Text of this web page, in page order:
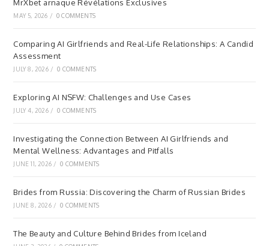
MrXbet arnaque Révélations Exclusives
MAY 5, 2026 / 0 COMMENTS
Comparing AI Girlfriends and Real-Life Relationships: A Candid
Assessment
JULY 8, 2026 / 0 COMMENTS
Exploring AI NSFW: Challenges and Use Cases
JULY 4, 2026 / 0 COMMENTS
Investigating the Connection Between AI Girlfriends and
Mental Wellness: Advantages and Pitfalls
JUNE 11, 2026 / 0 COMMENTS
Brides from Russia: Discovering the Charm of Russian Brides
JUNE 8, 2026 / 0 COMMENTS
The Beauty and Culture Behind Brides from Iceland